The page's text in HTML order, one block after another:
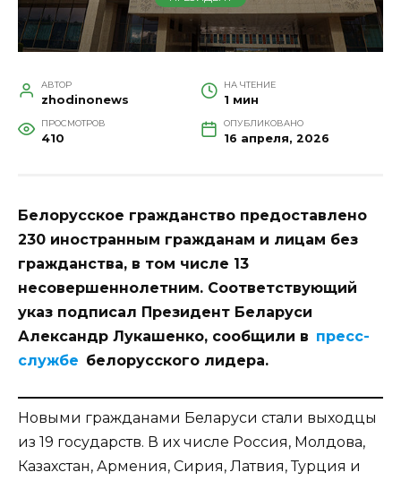
АВТОР
zhodinonews
НА ЧТЕНИЕ
1 мин
ПРОСМОТРОВ
410
ОПУБЛИКОВАНО
16 апреля, 2026
Белорусское гражданство предоставлено
230 иностранным гражданам и лицам без
гражданства, в том числе 13
несовершеннолетним. Соответствующий
указ подписал Президент Беларуси
Александр Лукашенко, сообщили в пресс-
службе белорусского лидера.
Новыми гражданами Беларуси стали выходцы
из 19 государств. В их числе Россия, Молдова,
Казахстан, Армения, Сирия, Латвия, Турция и